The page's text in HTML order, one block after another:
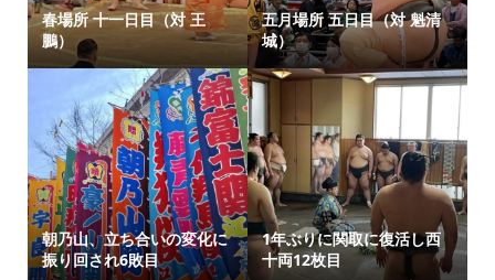
春場所 十一日目（対 王
鵬）
五月場所 五日目（対 魁清
城）
朝乃山、立ち合いの変化に
振り回され6敗目
1年ぶりに関取に復活し西
十両12枚目